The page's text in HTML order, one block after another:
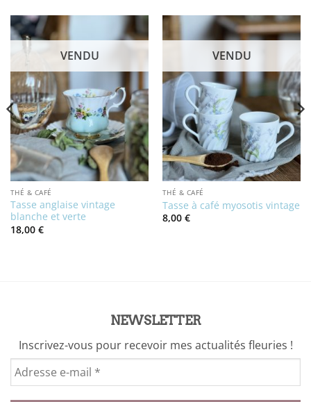
VENDU
THÉ & CAFÉ
Tasse anglaise vintage
blanche et verte
18,00 €
VENDU
THÉ & CAFÉ
Tasse à café myosotis vintage
8,00 €
NEWSLETTER
Inscrivez-vous pour recevoir mes actualités fleuries !